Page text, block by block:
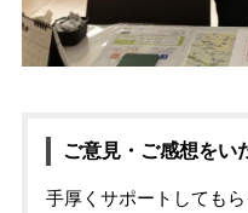
ご意見・ご感想をい
手厚くサポートしても